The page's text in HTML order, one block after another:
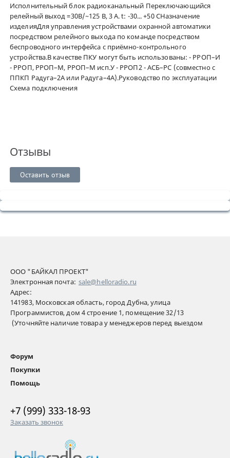
Исполнительный блок радиоканальный Переключающийся
релейный выход =30В/~125 В, 3 А. t: -30... +50 СНазначение
изделияДля управления устройствами охранной автоматики
посредством релейного выхода по команде посредством
беспроводного интерфейса с приёмно-контрольного
устройства.В качестве ПКУ могут быть использованы: - РРОП–И
- РРОП, РРОП–М, РРОП–М исп.У - РРОП2 - АСБ–РС (совместно с
ППКП Радуга–2А или Радуга–4А).Руководство по эксплуатации
Схема подключения
Отзывы
Оставить отзыв
ООО "БАЙКАЛ ПРОЕКТ"
Электронная почта: sale@helloradio.ru
Адрес:
141983, Московская область, город Дубна, улица
Программистов, дом 4 строение 1, помещение 32/13
(Уточняйте наличие товара у менеджеров перед выездом
Форум
Покупки
Помощь
+7 (999) 333-18-93
Заказать звонок